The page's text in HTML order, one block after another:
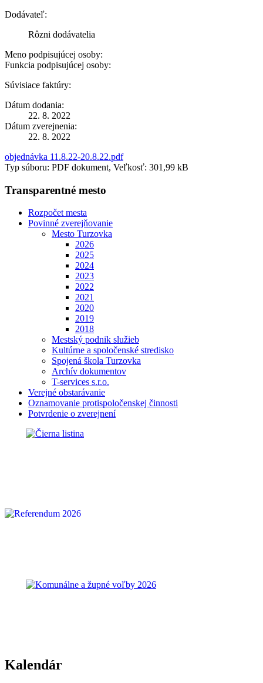
Dodávateľ:
Rôzni dodávatelia
Meno podpisujúcej osoby:
Funkcia podpisujúcej osoby:
Súvisiace faktúry:
Dátum dodania:
22. 8. 2022
Dátum zverejnenia:
22. 8. 2022
objednávka 11.8.22-20.8.22.pdf
Typ súboru: PDF dokument, Veľkosť: 301,99 kB
Transparentné mesto
Rozpočet mesta
Povinné zverejňovanie
Mesto Turzovka
2026
2025
2024
2023
2022
2021
2020
2019
2018
Mestský podnik služieb
Kultúrne a spoločenské stredisko
Spojená škola Turzovka
Archív dokumentov
T-services s.r.o.
Verejné obstarávanie
Oznamovanie protispoločenskej činnosti
Potvrdenie o zverejnení
Kalendár